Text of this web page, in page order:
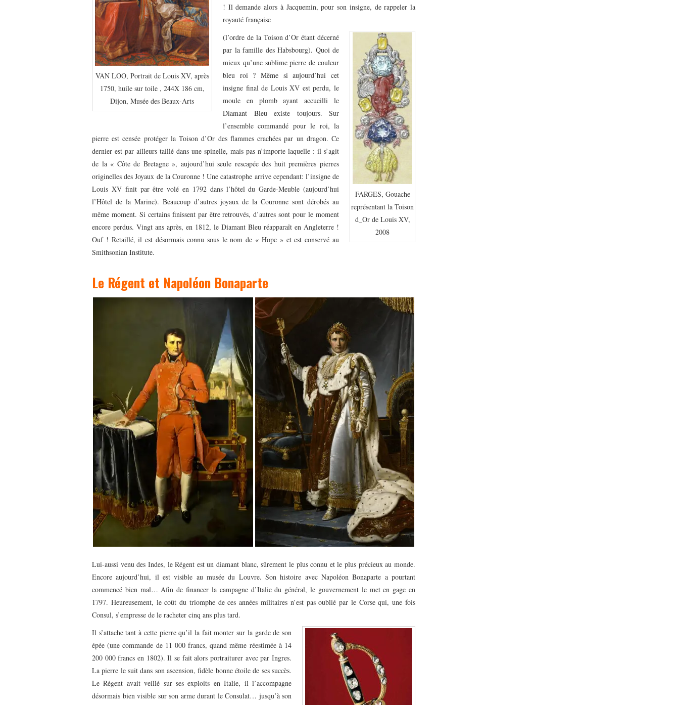
VAN LOO, Portrait de Louis XV, après
1750, huile sur toile , 244X 186 cm,
Dijon, Musée des Beaux-Arts
! Il demande alors à Jacquemin, pour son insigne, de rappeler la
royauté française
FARGES, Gouache
représentant la Toison
d_Or de Louis XV,
2008
(l’ordre de la Toison d’Or étant décerné
par la famille des Habsbourg). Quoi de
mieux qu’une sublime pierre de couleur
bleu roi ? Même si aujourd’hui cet
insigne final de Louis XV est perdu, le
moule en plomb ayant accueilli le
Diamant Bleu existe toujours. Sur
l’ensemble commandé pour le roi, la
pierre est censée protéger la Toison d’Or des flammes crachées par un dragon. Ce
dernier est par ailleurs taillé dans une spinelle, mais pas n’importe laquelle : il s’agit
de la « Côte de Bretagne », aujourd’hui seule rescapée des huit premières pierres
originelles des Joyaux de la Couronne ! Une catastrophe arrive cependant: l’insigne de
Louis XV finit par être volé en 1792 dans l’hôtel du Garde-Meuble (aujourd’hui
l’Hôtel de la Marine). Beaucoup d’autres joyaux de la Couronne sont dérobés au
même moment. Si certains finissent par être retrouvés, d’autres sont pour le moment
encore perdus. Vingt ans après, en 1812, le Diamant Bleu réapparaît en Angleterre !
Ouf ! Retaillé, il est désormais connu sous le nom de « Hope » et est conservé au
Smithsonian Institute.
Le Régent et Napoléon Bonaparte
Lui-aussi venu des Indes, le Régent est un diamant blanc, sûrement le plus connu et le plus précieux au monde.
Encore aujourd’hui, il est visible au musée du Louvre. Son histoire avec Napoléon Bonaparte a pourtant
commencé bien mal… Afin de financer la campagne d’Italie du général, le gouvernement le met en gage en
1797. Heureusement, le coût du triomphe de ces années militaires n’est pas oublié par le Corse qui, une fois
Consul, s’empresse de le racheter cinq ans plus tard.
Il s’attache tant à cette pierre qu’il la fait monter sur la garde de son
épée (une commande de 11 000 francs, quand même réestimée à 14
200 000 francs en 1802). Il se fait alors portraiturer avec par Ingres.
La pierre le suit dans son ascension, fidèle bonne étoile de ses succès.
Le Régent avait veillé sur ses exploits en Italie, il l’accompagne
désormais bien visible sur son arme durant le Consulat… jusqu’à son